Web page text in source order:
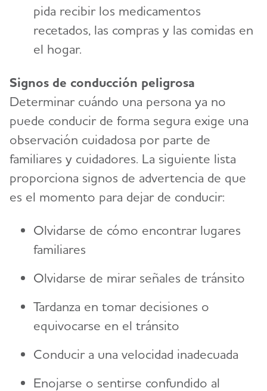
pida recibir los medicamentos
recetados, las compras y las comidas en
el hogar.
Signos de conducción peligrosa
Determinar cuándo una persona ya no
puede conducir de forma segura exige una
observación cuidadosa por parte de
familiares y cuidadores. La siguiente lista
proporciona signos de advertencia de que
es el momento para dejar de conducir:
Olvidarse de cómo encontrar lugares
familiares
Olvidarse de mirar señales de tránsito
Tardanza en tomar decisiones o
equivocarse en el tránsito
Conducir a una velocidad inadecuada
Enojarse o sentirse confundido al